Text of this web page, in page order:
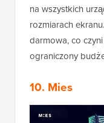
na wszystkich
rozmiarach
darmowa, co
ograniczony
10. Mies